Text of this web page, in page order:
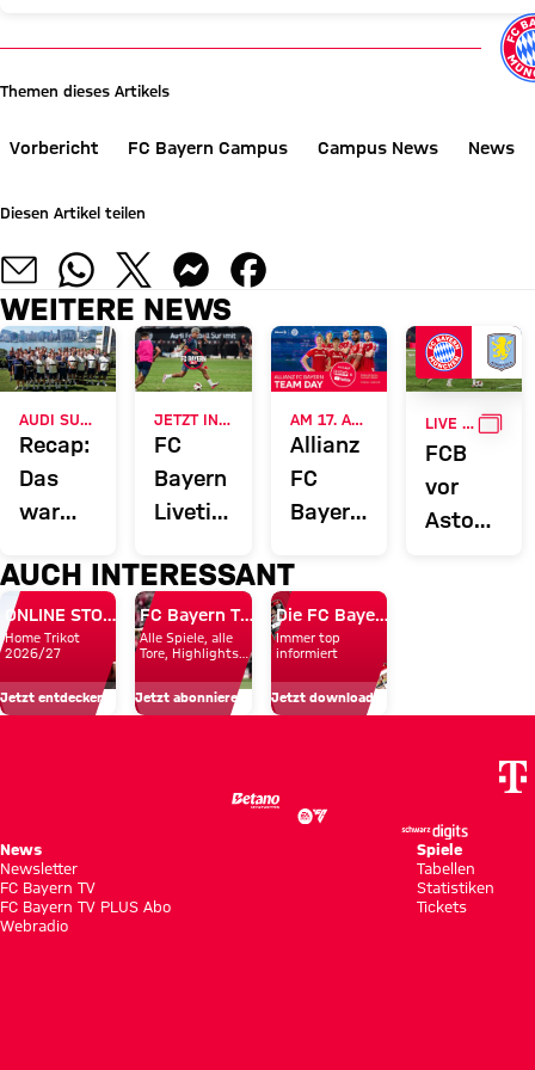
Themen dieses Artikels
Vorbericht FC Bayern Campus Campus News News
Diesen Artikel teilen
WEITERE NEWS
Recap:
Das
war
Donnerstag
des FC
Bayern
in
Hongkong
FC
Bayern
Liveticker:
Infos
rund
um
unsere
Profis
AM 17. AUGUST
Allianz
FC
Bayern
LIVE BEI FC BAYERN TV PLUS
FCB
vor
Aston
Top-
AUCH INTERESSANT
ONLINE STORE
Home Trikot
2026/27
Jetzt entdecken
FC Bayern TV PLUS
Alle Spiele, alle
Tore, Highlights
Jetzt abonnieren!
Die FC Bayern Apps
Immer top
informiert
Jetzt downloaden!
News
Newsletter
FC Bayern TV
FC Bayern TV PLUS Abo
Webradio
Spiele
Tabellen
Statistiken
Tickets